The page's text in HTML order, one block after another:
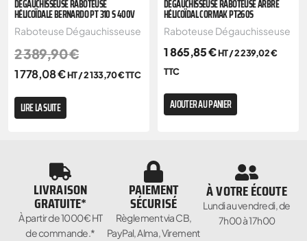
DÉGAUCHISSEUSE RABOTEUSE
HÉLICOÏDALE BERNARDO PT 310 S 400V
Raboteuse Dégauchisseuse
2 389,90€
1 778,08€HT /2 133,70€TTC
LIRE LA SUITE
DÉGAUCHISSEUSE RABOTEUSE ARBRE
HÉLICOÏDAL CORMAK PT260S
Raboteuse Dégauchisseuse
1 865,85€HT /2 239,02€
TTC
AJOUTER AU PANIER
LIVRAISON
GRATUITE*
À partir de 1000€ HT
de commande.*
PAIEMENT
SÉCURISÉ
Règlement via CB,
PayPal, Alma, Virement
À VOTRE ÉCOUTE
Lundi au vendredi, de
7h00 à 17h00